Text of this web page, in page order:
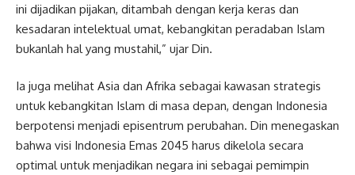
ini dijadikan pijakan, ditambah dengan kerja keras dan
kesadaran intelektual umat, kebangkitan peradaban Islam
bukanlah hal yang mustahil,” ujar Din.
Ia juga melihat Asia dan Afrika sebagai kawasan strategis
untuk kebangkitan Islam di masa depan, dengan Indonesia
berpotensi menjadi episentrum perubahan. Din menegaskan
bahwa visi Indonesia Emas 2045 harus dikelola secara
optimal untuk menjadikan negara ini sebagai pemimpin